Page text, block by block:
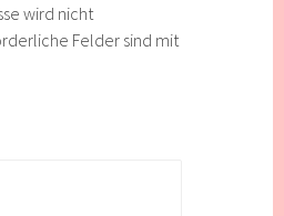
wird nicht
Felder sind mit